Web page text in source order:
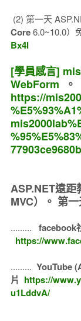
(2) 第一天
Core6.0~10.0）
Bx4I
[學員感言]
WebForm 。
https://
77903ce9680b
ASP.NET遠
MVC）。 第
.........
facebook
https://
......... YouTube
片 https://
u1LddvA/